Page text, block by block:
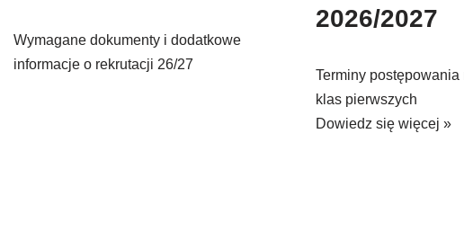
Wymagane dokumenty i dodatkowe
informacje o rekrutacji 26/27
2026/2027
Terminy
klas pierwszych
Dowiedz się więcej »